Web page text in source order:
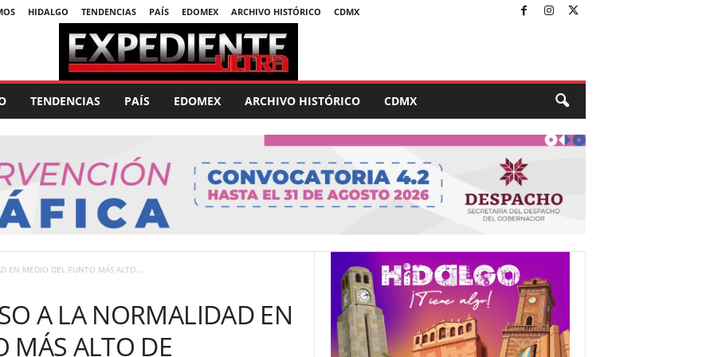
HIDALGO TENDENCIAS PAÍS EDOMEX ARCHIVO HISTÓRICO CDMX
TENDENCIAS PAÍS EDOMEX ARCHIVO HISTÓRICO CDMX
EN MEDIO DEL PUNTO MÁS ALTO...
A LA NORMALIDAD EN
MÁS ALTO DE